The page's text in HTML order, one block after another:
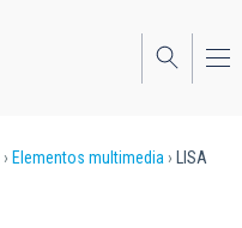
Elementos multimedia
LISA